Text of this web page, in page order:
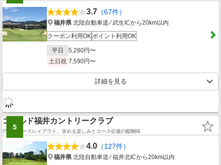
3.7 （67件）
福井県北陸自動車道 ⁄ 武生ICから20km以内
クーポン利用OKポイント利用OK
平日
5,280円〜
土日祝 7,590円〜
詳細を見る
5
ゴールド福井カントリークラブ
巧みなコースレイアウト。攻める楽しみとコース征服の醍醐味
4.0 （127件）
福井県北陸自動車道 ⁄ 福井北ICから20km以内